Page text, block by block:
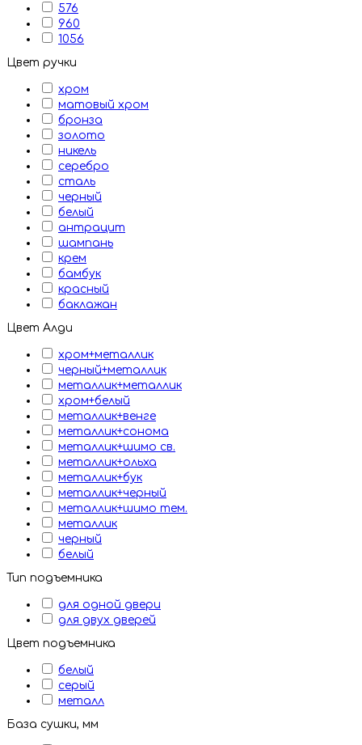
576
960
1056
Цвет ручки
хром
матовый хром
бронза
золото
никель
серебро
сталь
черный
белый
антрацит
шампань
крем
бамбук
красный
баклажан
Цвет Алди
хром+металлик
черный+металлик
металлик+металлик
хром+белый
металлик+венге
металлик+сонома
металлик+шимо св.
металлик+ольха
металлик+бук
металлик+черный
металлик+шимо тем.
металлик
черный
белый
Тип подъемника
для одной двери
для двух дверей
Цвет подъемника
белый
серый
металл
База сушки, мм